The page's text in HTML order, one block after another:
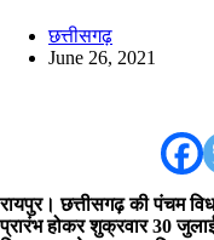
छत्तीसगढ़
June 26, 2021
रायपुर। छत्तीसगढ़ की पंचम
प्रारंभ होकर शुक्रवार 30